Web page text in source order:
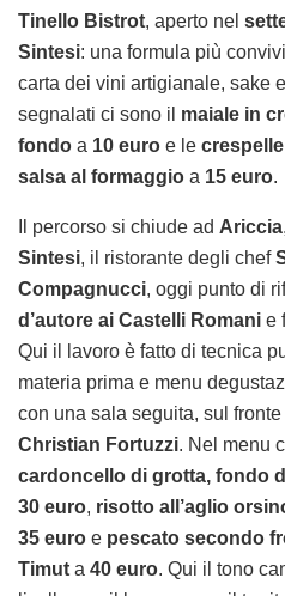
Tinello Bistrot, aperto nel
Sintesi: una formula più
carta dei vini artigianale, sake
segnalati ci sono il maiale in
fondo a 10 euro e le
salsa al formaggio a 15 euro.
Il percorso si chiude ad Ariccia
Sintesi, il ristorante degli chef
Compagnucci, oggi punto di
d’autore ai Castelli Romani e
Qui il lavoro è fatto di tecnica
materia prima e menu
con una sala seguita, sul
Christian Fortuzzi. Nel menu
cardoncello di grotta, fondo
30 euro, risotto all’aglio
35 euro e pescato secondo
Timut a 40 euro. Qui il tono